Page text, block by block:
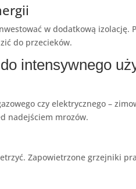
w dodatkową
do przecieków.
intensywnego
czy elektrycznego –
nadejściem mrozów.
Zapowietrzone grzejniki